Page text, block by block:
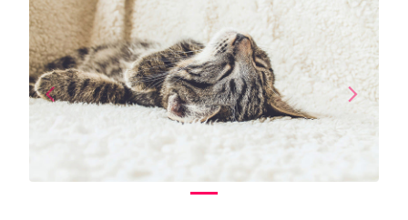
arrow_back_iosPrevious arrow_forward_ios
Next